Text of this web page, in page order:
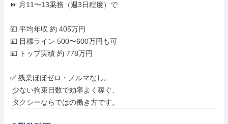
⏩ 月11〜13乗務（週3日程度）で
💴 平均年収 約 405万円
💴 目標ライン 500〜600万円も可
💴 トップ実績 約 778万円
✅ 残業ほぼゼロ・ノルマなし。
タクシーならではの働き方です。